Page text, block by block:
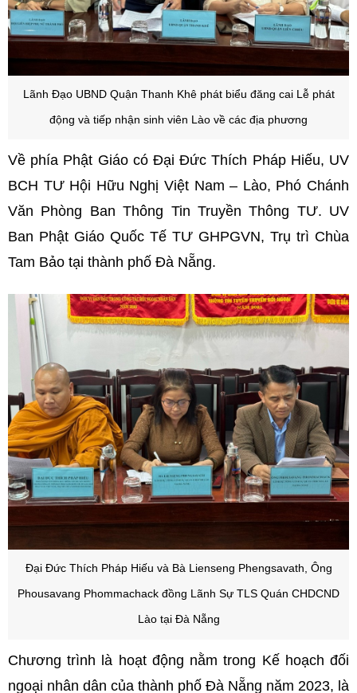
Lãnh Đạo UBND Quận Thanh Khê phát biểu đăng cai Lễ phát
động và tiếp nhận sinh viên Lào về các địa phương
Về phía Phật Giáo có Đại Đức Thích Pháp Hiếu, UV
BCH TƯ Hội Hữu Nghị Việt Nam – Lào, Phó Chánh
Văn Phòng Ban Thông Tin Truyền Thông TƯ. UV
Ban Phật Giáo Quốc Tế TƯ GHPGVN, Trụ trì Chùa
Tam Bảo tại thành phố Đà Nẵng.
Đại Đức Thích Pháp Hiếu và Bà Lienseng Phengsavath, Ông
Phousavang Phommachack đồng Lãnh Sự TLS Quán CHDCND
Lào tại Đà Nẵng
Chương trình là hoạt động nằm trong Kế hoạch đối
ngoại nhân dân của thành phố Đà Nẵng năm 2023, là